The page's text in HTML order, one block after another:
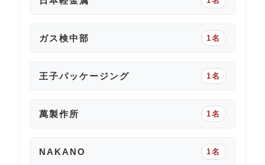
ガス検中部 1名
王子パッケージング 1名
萬製作所 1名
NAKANO 1名